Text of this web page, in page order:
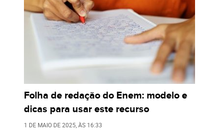
Folha de redação do Enem: modelo e
dicas para usar este recurso
1 DE MAIO DE 2025 , ÀS 16:33